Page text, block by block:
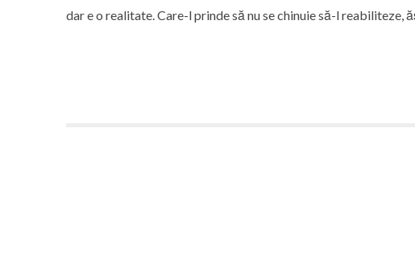
dar e o realitate. Care-l prinde să nu se chinuie să-l reabiliteze,